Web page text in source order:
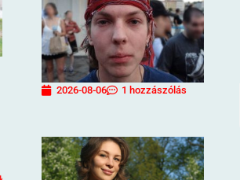
2026-08-06 1 hozzászólás